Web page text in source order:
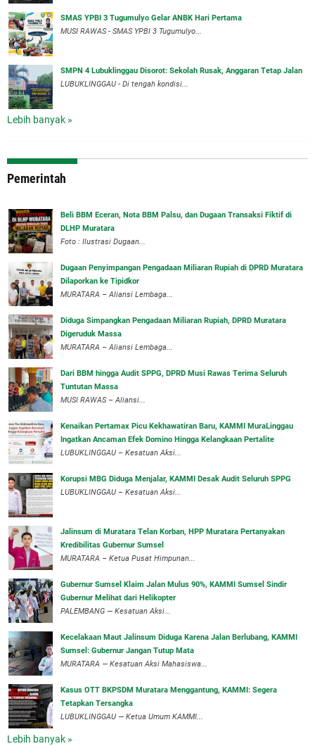
SMAS YPBI 3 Tugumulyo Gelar ANBK Hari Pertama
MUSI RAWAS - SMAS YPBI 3 Tugumulyo...
SMPN 4 Lubuklinggau Disorot: Sekolah Rusak, Anggaran Tetap Jalan
LUBUKLINGGAU - Di tengah kondisi...
Lebih banyak »
Pemerintah
‎Beli BBM Eceran, Nota BBM Palsu, dan Dugaan Transaksi Fiktif di
DLHP Muratara
Foto : Ilustrasi Dugaan...
‎Dugaan Penyimpangan Pengadaan Miliaran Rupiah di DPRD Muratara
Dilaporkan ke Tipidkor
‎MURATARA – Aliansi Lembaga...
Diduga Simpangkan Pengadaan Miliaran Rupiah, DPRD Muratara
Digeruduk Massa
‎MURATARA – Aliansi Lembaga...
Dari BBM hingga Audit SPPG, DPRD Musi Rawas Terima Seluruh
Tuntutan Massa
MUSI RAWAS – Aliansi...
‎Kenaikan Pertamax Picu Kekhawatiran Baru, KAMMI MuraLinggau
Ingatkan Ancaman Efek Domino Hingga Kelangkaan Pertalite
‎LUBUKLINGGAU – Kesatuan Aksi...
Korupsi MBG Diduga Menjalar, KAMMI Desak Audit Seluruh SPPG
‎LUBUKLINGGAU – Kesatuan Aksi...
‎Jalinsum di Muratara Telan Korban, HPP Muratara Pertanyakan
Kredibilitas Gubernur Sumsel
MURATARA – Ketua Pusat Himpunan...
‎Gubernur Sumsel Klaim Jalan Mulus 90%, KAMMI Sumsel Sindir
Gubernur Melihat dari Helikopter
‎PALEMBANG — Kesatuan Aksi...
‎Kecelakaan Maut Jalinsum Diduga Karena Jalan Berlubang, KAMMI
Sumsel: Gubernur Jangan Tutup Mata
‎MURATARA — Kesatuan Aksi Mahasiswa...
‎Kasus OTT BKPSDM Muratara Menggantung, KAMMI: Segera
Tetapkan Tersangka
‎LUBUKLINGGAU — Ketua Umum KAMMI...
Lebih banyak »